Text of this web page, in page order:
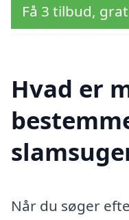
Få 3 tilbud,
Hvad er
Når du søger